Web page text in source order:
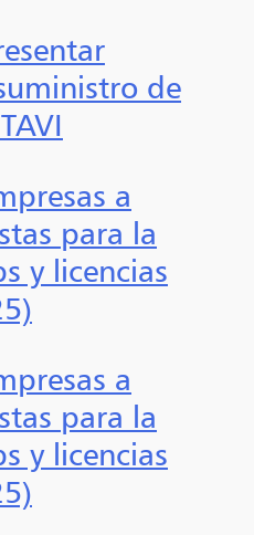
de
a
para la
y licencias
a
para la
y licencias